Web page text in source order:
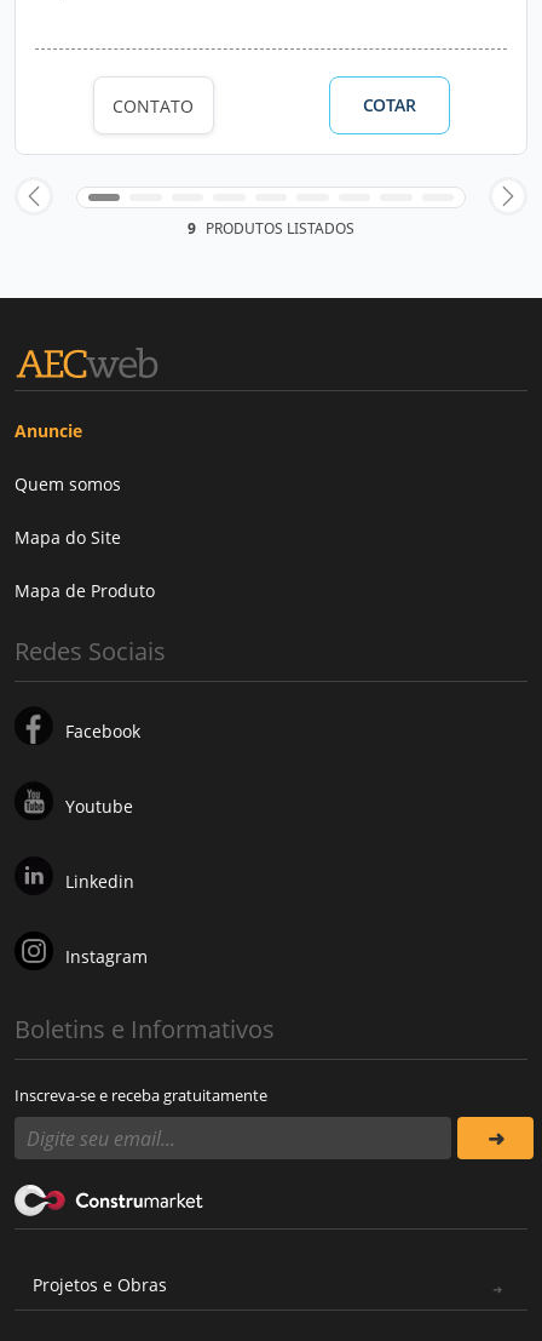
CONTATO COTAR
9 PRODUTOS LISTADOS
Anuncie
Quem somos
Mapa do Site
Mapa de Produto
Redes Sociais
Facebook
Youtube
Linkedin
Instagram
Boletins e Informativos
Inscreva-se e receba gratuitamente
Projetos e Obras